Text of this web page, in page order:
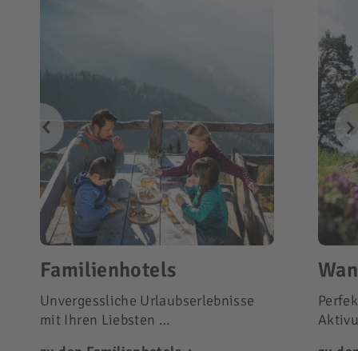
Familienhotels
Unvergessliche Urlaubserlebnisse
mit Ihren Liebsten …